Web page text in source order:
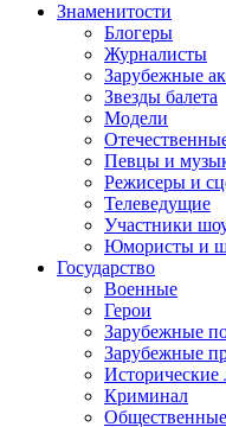
Знаменитости
Блогеры
Журналисты
Зарубежные
Звезды балета
Модели
Певцы и
Режисеры и
Телеведущие
Участники
Юмористы и
Государство
Военные
Герои
Зарубежные
Зарубежные
Исторические
Криминал
Общественные